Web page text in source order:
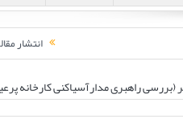
انتشار
کارخانه پرعیارکنی۲-سنگ شکن های